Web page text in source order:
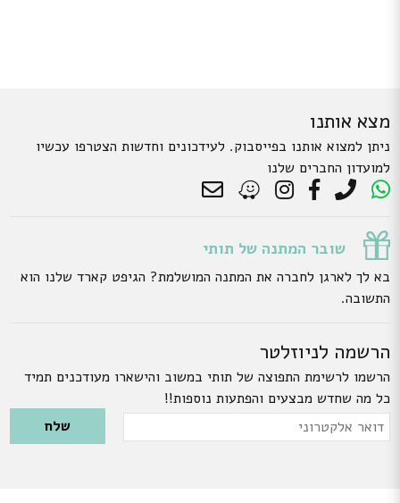
מצא אותנו
ניתן למצוא אותנו בפייסבוק. לעידכונים וחדשות הצטרפו עכשיו
למועדון החברים שלנו
שובר המתנה של תותי
בא לך לארגן לחברה את המתנה המושלמת? הגיפט קארד שלנו הוא
התשובה.
הרשמה לניוזלטר
הרשמו לרשימת התפוצה של תותי במשוב והישארו מעודכנים תמיד
כל מה שחדש מבצעים והפתעות נוספות!!
Please leave this field empty.
דואר